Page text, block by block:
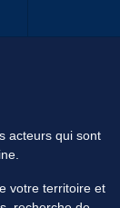
acteurs qui sont
votre territoire et